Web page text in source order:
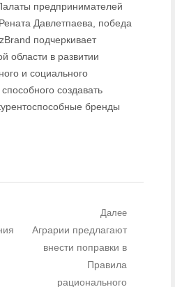
предпринимателей
Давлетпаева, победа
подчеркивает
области в развитии
и социального
создавать
бренды
Далее
Следующий пост:
Аграрии предлагают
внести поправки в
Правила
рационального